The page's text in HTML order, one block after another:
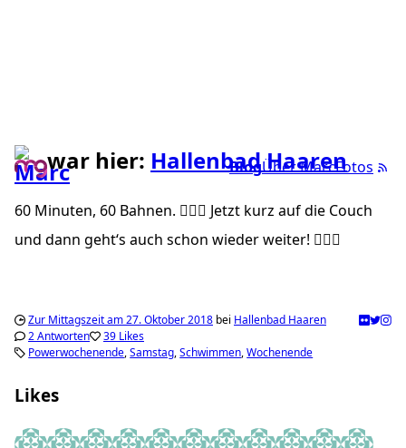
BlogÜber MarcFotos
war hier: Hallenbad Haaren
60 Minuten, 60 Bahnen. 🏊🏼‍♂️ Jetzt kurz auf die Couch
und dann geht‘s auch schon wieder weiter! ✌🏼🙈
Zur Mittagszeit am 27. Oktober 2018 bei Hallenbad Haaren
2 Antworten
39 Likes
Powerwochenende Samstag Schwimmen Wochenende
Likes